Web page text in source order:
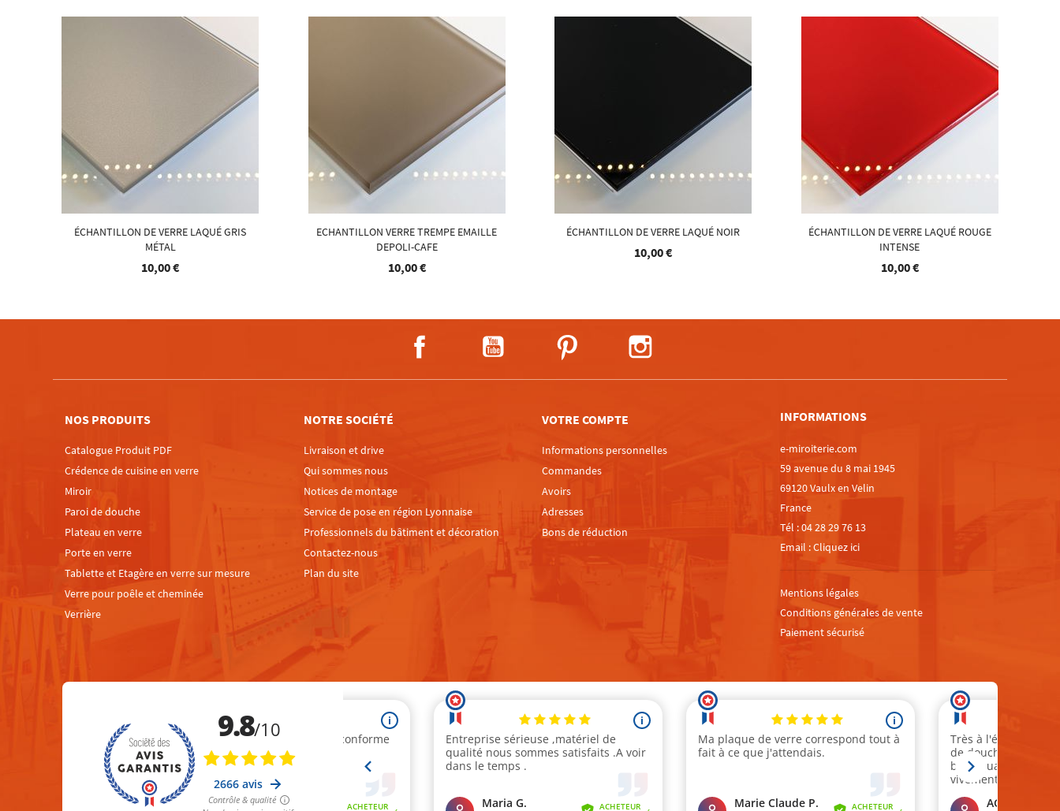
ÉCHANTILLON DE VERRE LAQUÉ GRIS
MÉTAL
10,00 €
ECHANTILLON VERRE TREMPE EMAILLE
DEPOLI-CAFE
10,00 €
ÉCHANTILLON DE VERRE LAQUÉ NOIR
10,00 €
ÉCHANTILLON DE VERRE LAQUÉ ROUGE
INTENSE
10,00 €
Facebook Pinterest
NOS PRODUITS
Catalogue Produit PDF
Crédence de cuisine en verre
Miroir
Paroi de douche
Plateau en verre
Porte en verre
Tablette et Etagère en verre sur mesure
Verre pour poêle et cheminée
Verrière
NOTRE SOCIÉTÉ
Livraison et drive
Qui sommes nous
Notices de montage
Service de pose en région Lyonnaise
Professionnels du bâtiment et décoration
Contactez-nous
Plan du site
VOTRE COMPTE
Informations personnelles
Commandes
Avoirs
Adresses
Bons de réduction
INFORMATIONS
e-miroiterie.com
59 avenue du 8 mai 1945
69120 Vaulx en Velin
France
Tél :04 28 29 76 13
Email :Cliquez ici
Mentions légales
Conditions générales de vente
Paiement sécurisé